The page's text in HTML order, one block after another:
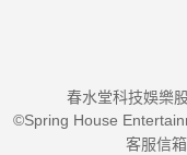
春水堂科技娛樂
©Spring House
客服信